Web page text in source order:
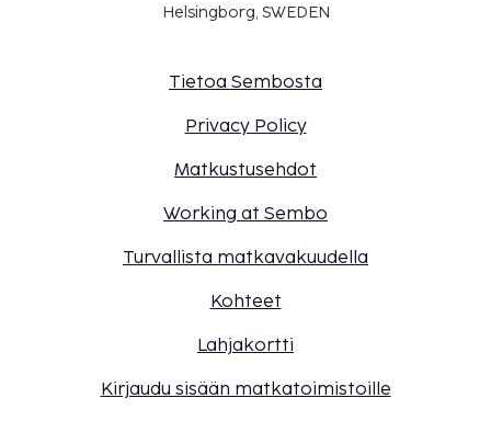
Helsingborg, SWEDEN
Tietoa Sembosta
Privacy Policy
Matkustusehdot
Working at Sembo
Turvallista matkavakuudella
Kohteet
Lahjakortti
Kirjaudu sisään matkatoimistoille